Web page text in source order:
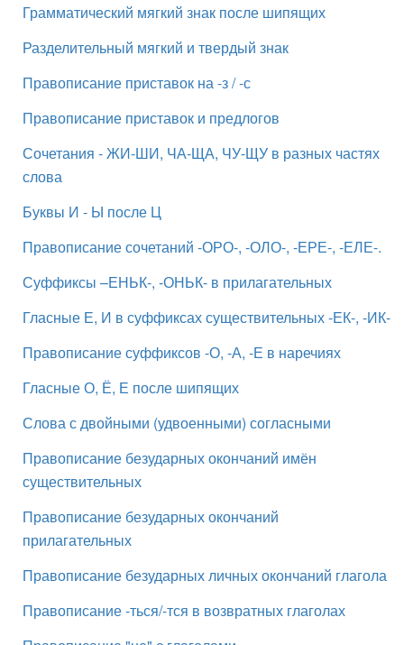
Грамматический мягкий знак после шипящих
Разделительный мягкий и твердый знак
Правописание приставок на -з / -с
Правописание приставок и предлогов
Сочетания - ЖИ-ШИ, ЧА-ЩА, ЧУ-ЩУ в разных частях
слова
Буквы И - Ы после Ц
Правописание сочетаний -ОРО-, -ОЛО-, -ЕРЕ-, -ЕЛЕ-.
Суффиксы –ЕНЬК-, -ОНЬК- в прилагательных
Гласные Е, И в суффиксах существительных -ЕК-, -ИК-
Правописание суффиксов -О, -А, -Е в наречиях
Гласные О, Ё, Е после шипящих
Слова с двойными (удвоенными) согласными
Правописание безударных окончаний имён
существительных
Правописание безударных окончаний
прилагательных
Правописание безударных личных окончаний глагола
Правописание -ться/-тся в возвратных глаголах